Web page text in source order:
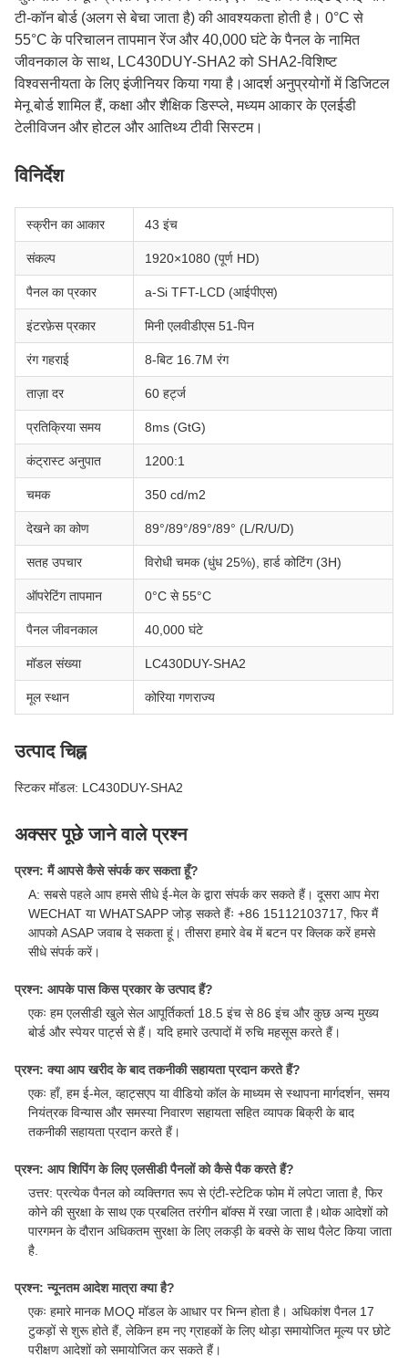
टी-कॉन बोर्ड (अलग से बेचा जाता है) की आवश्यकता होती है। 0°C से
55°C के परिचालन तापमान रेंज और 40,000 घंटे के पैनल के नामित
जीवनकाल के साथ, LC430DUY-SHA2 को SHA2-विशिष्ट
विश्वसनीयता के लिए इंजीनियर किया गया है।आदर्श अनुप्रयोगों में डिजिटल
मेनू बोर्ड शामिल हैं, कक्षा और शैक्षिक डिस्प्ले, मध्यम आकार के एलईडी
टेलीविजन और होटल और आतिथ्य टीवी सिस्टम।
विनिर्देश
स्क्रीन का आकार 43 इंच
संकल्प 1920×1080 (पूर्ण HD)
पैनल का प्रकार a-Si TFT-LCD (आईपीएस)
इंटरफ़ेस प्रकार मिनी एलवीडीएस 51-पिन
रंग गहराई 8-बिट 16.7M रंग
ताज़ा दर 60 हर्ट्ज
प्रतिक्रिया समय 8ms (GtG)
कंट्रास्ट अनुपात 1200:1
चमक 350 cd/m2
देखने का कोण 89°/89°/89°/89° (L/R/U/D)
सतह उपचार विरोधी चमक (धुंध 25%), हार्ड कोटिंग (3H)
ऑपरेटिंग तापमान 0°C से 55°C
पैनल जीवनकाल 40,000 घंटे
मॉडल संख्या LC430DUY-SHA2
मूल स्थान कोरिया गणराज्य
उत्पाद चिह्न
स्टिकर मॉडल: LC430DUY-SHA2
अक्सर पूछे जाने वाले प्रश्न
प्रश्न: मैं आपसे कैसे संपर्क कर सकता हूँ?
A: सबसे पहले आप हमसे सीधे ई-मेल के द्वारा संपर्क कर सकते हैं। दूसरा आप मेरा
WECHAT या WHATSAPP जोड़ सकते हैंः +86 15112103717, फिर मैं
आपको ASAP जवाब दे सकता हूं। तीसरा हमारे वेब में बटन पर क्लिक करें हमसे
सीधे संपर्क करें।
प्रश्न: आपके पास किस प्रकार के उत्पाद हैं?
एकः हम एलसीडी खुले सेल आपूर्तिकर्ता 18.5 इंच से 86 इंच और कुछ अन्य मुख्य
बोर्ड और स्पेयर पार्ट्स से हैं। यदि हमारे उत्पादों में रुचि महसूस करते हैं।
प्रश्न: क्या आप खरीद के बाद तकनीकी सहायता प्रदान करते हैं?
एकः हाँ, हम ई-मेल, व्हाट्सएप या वीडियो कॉल के माध्यम से स्थापना मार्गदर्शन, समय
नियंत्रक विन्यास और समस्या निवारण सहायता सहित व्यापक बिक्री के बाद
तकनीकी सहायता प्रदान करते हैं।
प्रश्न: आप शिपिंग के लिए एलसीडी पैनलों को कैसे पैक करते हैं?
उत्तर: प्रत्येक पैनल को व्यक्तिगत रूप से एंटी-स्टेटिक फोम में लपेटा जाता है, फिर
कोने की सुरक्षा के साथ एक प्रबलित तरंगीन बॉक्स में रखा जाता है।थोक आदेशों को
पारगमन के दौरान अधिकतम सुरक्षा के लिए लकड़ी के बक्से के साथ पैलेट किया जाता
है.
प्रश्न: न्यूनतम आदेश मात्रा क्या है?
एकः हमारे मानक MOQ मॉडल के आधार पर भिन्न होता है। अधिकांश पैनल 17
टुकड़ों से शुरू होते हैं, लेकिन हम नए ग्राहकों के लिए थोड़ा समायोजित मूल्य पर छोटे
परीक्षण आदेशों को समायोजित कर सकते हैं।